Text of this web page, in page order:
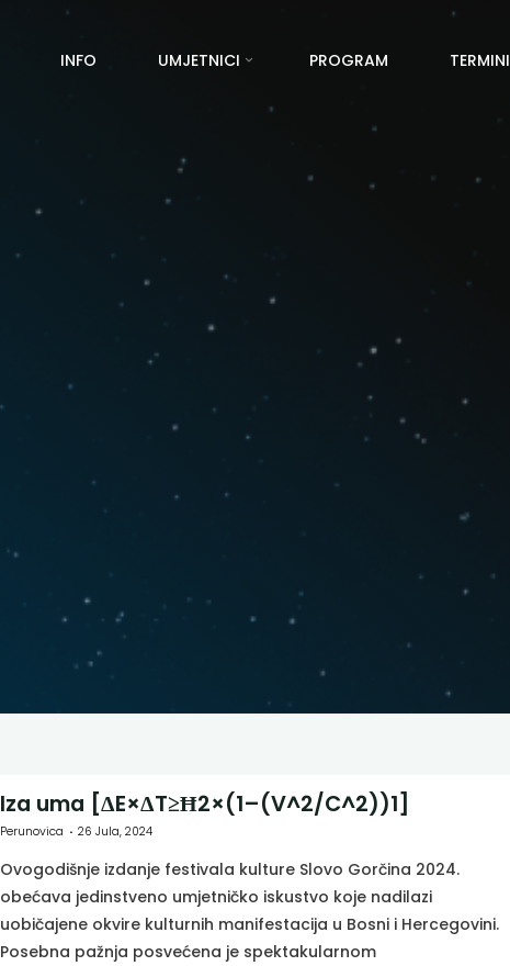
INFO UMJETNICI PROGRAM TERMINI
Iza uma [ΔE×ΔT≥Ħ2×(1–(V^2/C^2))1]
Perunovica 26 Jula, 2024
Ovogodišnje izdanje festivala kulture Slovo Gorčina 2024.
obećava jedinstveno umjetničko iskustvo koje nadilazi
uobičajene okvire kulturnih manifestacija u Bosni i Hercegovini.
Posebna pažnja posvećena je spektakularnom